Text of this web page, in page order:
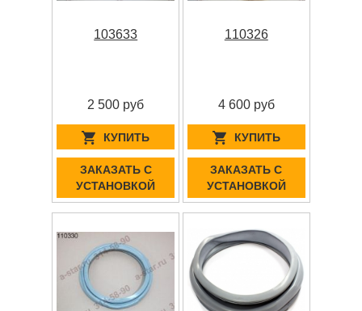
103633
2 500 руб
КУПИТЬ
ЗАКАЗАТЬ С
УСТАНОВКОЙ
110326
4 600 руб
КУПИТЬ
ЗАКАЗАТЬ С
УСТАНОВКОЙ